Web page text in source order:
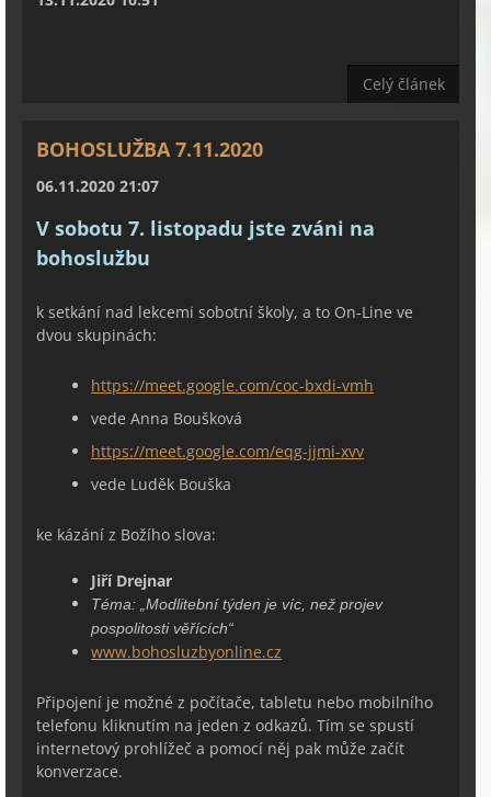
Celý článek
BOHOSLUŽBA 7.11.2020
06.11.2020 21:07
V sobotu 7. listopadu jste zváni na
bohoslužbu
k setkání nad lekcemi sobotní školy, a to On-Line ve
dvou skupinách:
https://meet.google.com/coc-bxdi-vmh
vede Anna Boušková
https://meet.google.com/eqg-jjmi-xvv
vede Luděk Bouška
ke kázání z Božího slova:
Jiří Drejnar
Téma: „Modlitební týden je víc, než projev
pospolitosti věřících“
www.bohosluzbyonline.cz
Připojení je možné z počítače, tabletu nebo mobilního
telefonu kliknutím na jeden z odkazů. Tím se spustí
internetový prohlížeč a pomocí něj pak může začít
konverzace.